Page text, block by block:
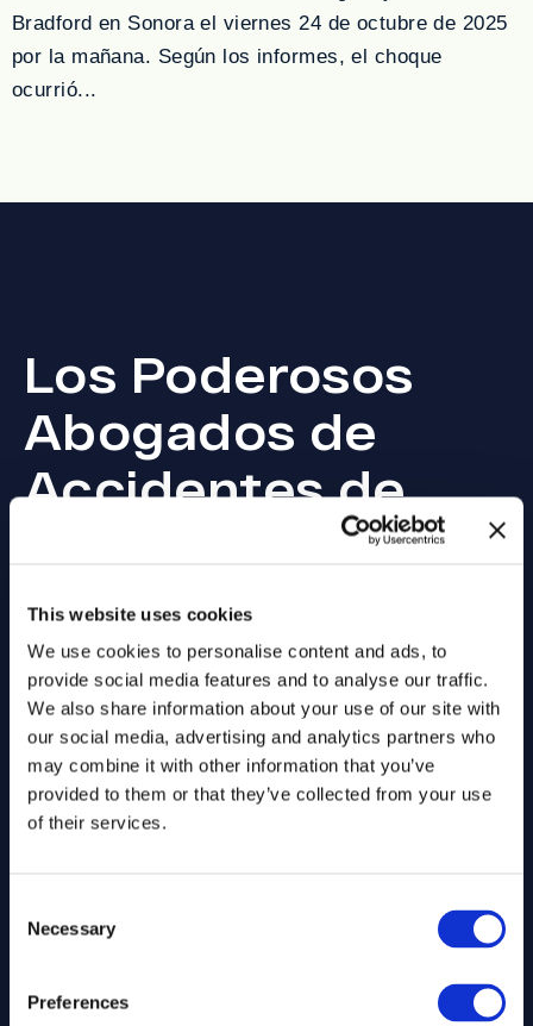
This website uses cookies
We use cookies to personalise content and ads, to
provide social media features and to analyse our traffic.
We also share information about your use of our site with
our social media, advertising and analytics partners who
may combine it with other information that you’ve
provided to them or that they’ve collected from your use
of their services.
Selection
Necessary
Preferences
Bradford en Sonora el viernes 24 de octubre de 2025
por la mañana. Según los informes, el choque
ocurrió...
Los Poderosos
Abogados de
Accidentes de
CONSECUTIVAMENTE